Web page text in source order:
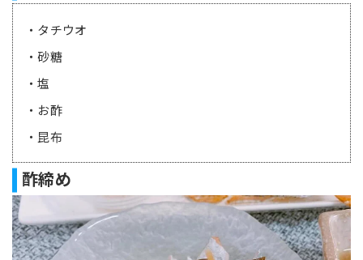
・タチウオ
・砂糖
・塩
・お酢
・昆布
酢締め